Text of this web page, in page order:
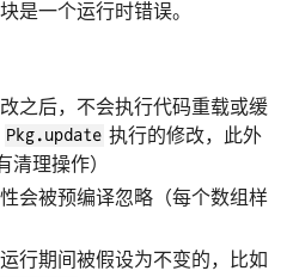
是一个运行时错误。
之后，不会执行代码重载或缓
Pkg.update 执行的修改，此外
清理操作）
会被预编译忽略（每个数组样
行期间被假设为不变的，比如